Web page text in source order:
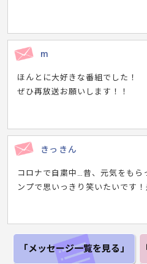
m
ほんとに大好きな番組でした！
ぜひ再放送お願いします！！
きっきん
コロナで自粛中…昔、元気をもら
ンプで思いっきり笑いたいです
「メッセージ一覧を見る」